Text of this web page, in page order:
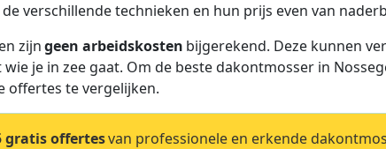
verschillende technieken en hun prijs even van
zijngeen arbeidskosten bijgerekend. Deze kunnen
je in zee gaat. Om de beste dakontmosser in
offertes te vergelijken.
gratis offertesvan professionele en erkende